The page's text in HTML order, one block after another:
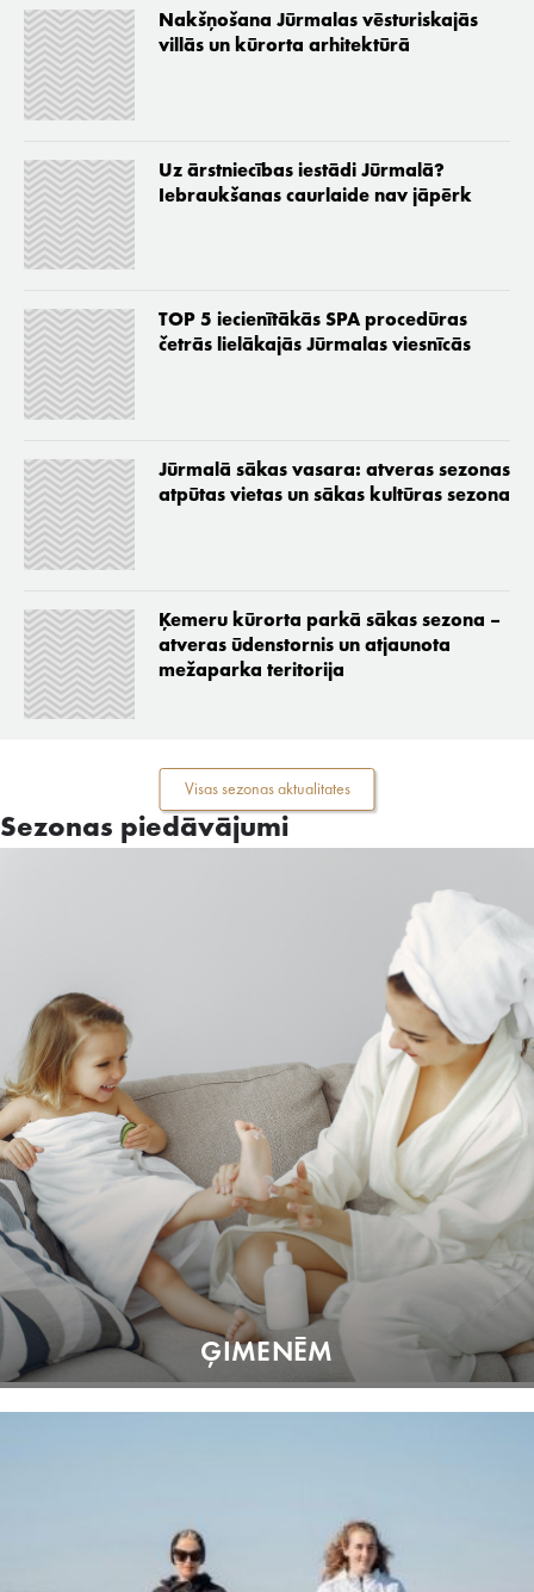
Nakšņošana Jūrmalas vēsturiskajās
villās un kūrorta arhitektūrā
Uz ārstniecības iestādi Jūrmalā?
Iebraukšanas caurlaide nav jāpērk
TOP 5 iecienītākās SPA procedūras
četrās lielākajās Jūrmalas viesnīcās
Jūrmalā sākas vasara: atveras sezonas
atpūtas vietas un sākas kultūras sezona
Ķemeru kūrorta parkā sākas sezona –
atveras ūdenstornis un atjaunota
mežaparka teritorija
Visas sezonas aktualitates
Sezonas piedāvājumi
ĢIMENĒM